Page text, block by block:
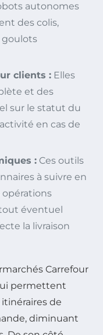
autonomes
des colis,
clients : Elles
et des
sur le statut du
en cas de
: Ces outils
à suivre en
opérations
éventuel
la livraison
Carrefour
permettent
de
diminuant